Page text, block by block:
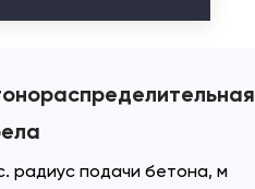
радиус подачи бетона, м